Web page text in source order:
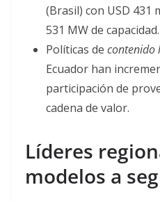
(Brasil) con USD 431
531 MW de capacidad.
Políticas de contenido
Ecuador han
participación de
cadena de valor.
Líderes
modelos a